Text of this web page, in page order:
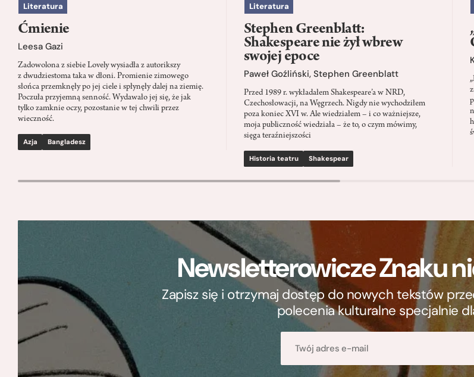
Literatura
Ćmienie
Leesa Gazi
Zadowolona z siebie Lovely wysiadła z autorikszy
z dwudziestoma taka w dłoni. Promienie zimowego
słońca przemknęły po jej ciele i spłynęły dalej na ziemię.
Poczuła przyjemną senność. Wydawało jej się, że jak
tylko zamknie oczy, pozostanie w tej chwili przez
wieczność.
Azja Bangladesz
Literatura
Stephen Greenblatt:
Shakespeare nie żył wbrew
swojej epoce
Paweł Goźliński, Stephen Greenblatt
Przed 1989 r. wykładałem Shakespeare’a w NRD,
Czechosłowacji, na Węgrzech. Nigdy nie wychodziłem
poza koniec XVI w. Ale wiedziałem – i co ważniejsze,
moja publiczność wiedziała – że to, o czym mówimy,
sięga teraźniejszości
Historia teatru Shakespear
Newsletterowicze Znaku
Zapisz się i otrzymaj dostęp do nowych tekstów
polecenia kulturalne specjalnie